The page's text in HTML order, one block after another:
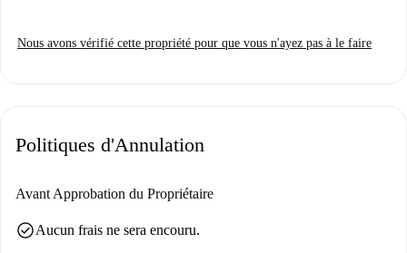
Nous avons vérifié cette propriété pour que vous n'ayez pas à le faire
Politiques d'Annulation
Avant Approbation du Propriétaire
check_circleAucun frais ne sera encouru.